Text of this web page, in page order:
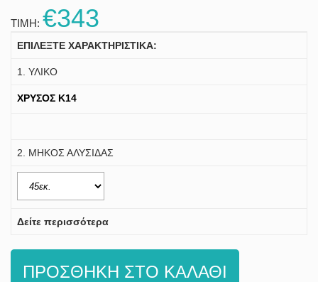
ΤΙΜΗ: €343
ΕΠΙΛΕΞΤΕ ΧΑΡΑΚΤΗΡΙΣΤΙΚΑ:
1. ΥΛΙΚΟ
ΧΡΥΣΟΣ K14
2. ΜΗΚΟΣ ΑΛΥΣΙΔΑΣ
Δείτε περισσότερα
ΠΡΟΣΘΗΚΗ ΣΤΟ ΚΑΛΑΘΙ